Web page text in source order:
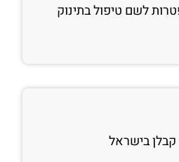
לשם טיפול בתינוק
קבלן בישראל